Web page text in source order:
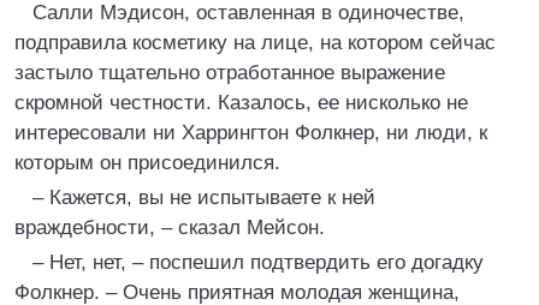
Салли Мэдисон, оставленная в одиночестве,
подправила косметику на лице, на котором сейчас
застыло тщательно отработанное выражение
скромной честности. Казалось, ее нисколько не
интересовали ни Харрингтон Фолкнер, ни люди, к
которым он присоединился.
– Кажется, вы не испытываете к ней
враждебности, – сказал Мейсон.
– Нет, нет, – поспешил подтвердить его догадку
Фолкнер. – Очень приятная молодая женщина,